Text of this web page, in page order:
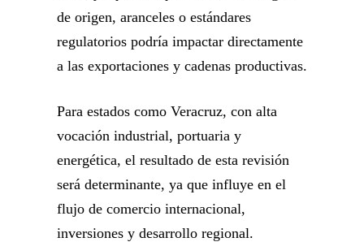
de origen, aranceles o estándares
regulatorios podría impactar directamente
a las exportaciones y cadenas productivas.
Para estados como Veracruz, con alta
vocación industrial, portuaria y
energética, el resultado de esta revisión
será determinante, ya que influye en el
flujo de comercio internacional,
inversiones y desarrollo regional.